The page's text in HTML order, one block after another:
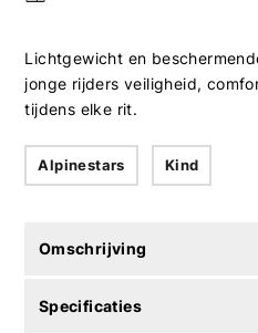
Lichtgewicht en
jonge rijders veiligheid,
tijdens elke rit.
Alpinestars Kind
Omschrijving
Specificaties